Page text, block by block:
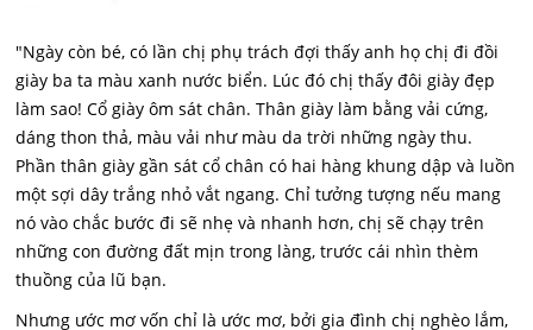
"Ngày còn bé, có lần chị phụ trách đợi thấy anh họ chị đi đồi
giày ba ta màu xanh nước biển. Lúc đó chị thấy đôi giày đẹp
làm sao! Cổ giày ôm sát chân. Thân giày làm bằng vải cứng,
dáng thon thả, màu vải như màu da trời những ngày thu.
Phần thân giày gần sát cổ chân có hai hàng khung dập và luồn
một sợi dây trắng nhỏ vắt ngang. Chỉ tưởng tượng nếu mang
nó vào chắc bước đi sẽ nhẹ và nhanh hơn, chị sẽ chạy trên
những con đường đất mịn trong làng, trước cái nhìn thèm
thuồng của lũ bạn.
Nhưng ước mơ vốn chỉ là ước mơ, bởi gia đình chị nghèo lắm,